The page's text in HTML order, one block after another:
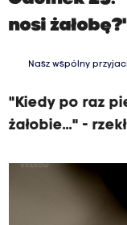
nosi
Nasz wspólny
"Kiedy po raz
żałobie..." -